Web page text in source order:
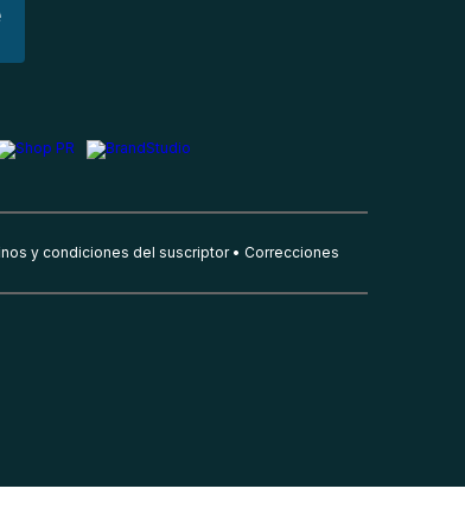
y condiciones del suscriptor Correcciones